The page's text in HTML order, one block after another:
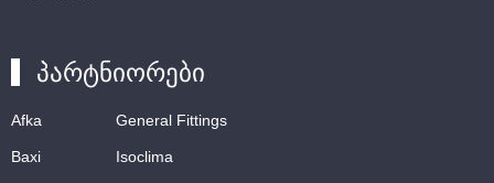
პარტნიორები
Afka
Baxi
General Fittings
Isoclima